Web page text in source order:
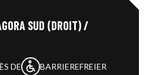
SUD (DROIT) /
DE BARRIEREFREIER